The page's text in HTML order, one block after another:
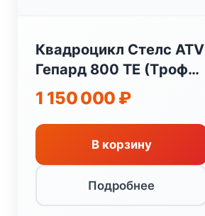
Квадроцикл Стелс ATV
Гепард 800 TЕ (Tрофи)
2.0
1 150 000 ₽
В корзину
Подробнее